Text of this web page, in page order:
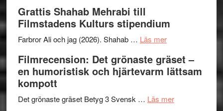
Files:
I
Want
Believe
–
Frankenshtey
West
presenterar
nya
titlar
årets
Grattis Shahab Mehrabi till
Filmstadens Kulturs stipendium
Farbror Ali och jag (2026). Shahab … Läs merom
Shahab
Mehrabi
Filmstadens
Filmrecension: Det grönaste gräset –
en humoristisk och hjärtevarm lättsam
kompott
Det grönaste gräset Betyg 3 Svensk … Läs merom